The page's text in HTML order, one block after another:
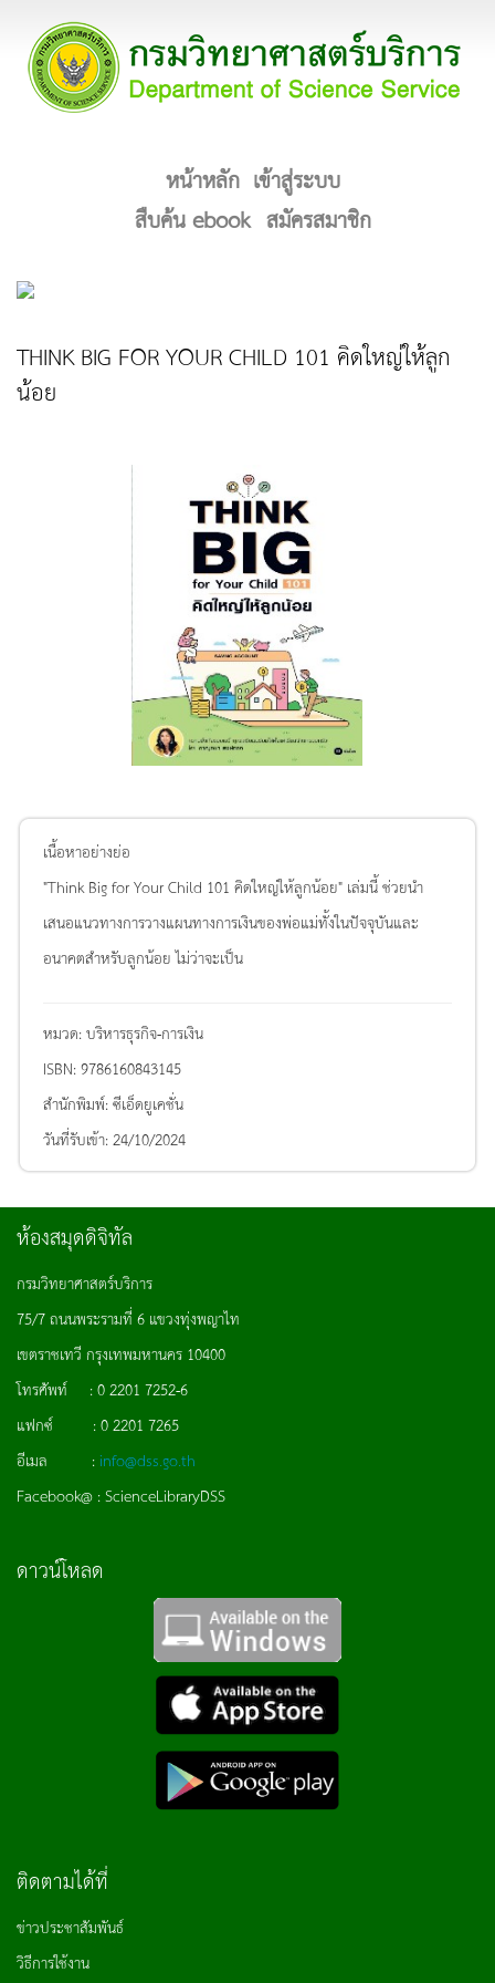
หน้าหลัก เข้าสู่ระบบ
สืบค้น ebook สมัครสมาชิก
THINK BIG FOR YOUR CHILD 101 คิดใหญ่ให้ลูก
น้อย
เนื้อหาอย่างย่อ
"Think Big for Your Child 101 คิดใหญ่ให้ลูกน้อย" เล่มนี้ ช่วยนำ
เสนอแนวทางการวางแผนทางการเงินของพ่อแม่ทั้งในปัจจุบันและ
อนาคตสำหรับลูกน้อย ไม่ว่าจะเป็น
หมวด:บริหารธุรกิจ-การเงิน
ISBN:9786160843145
สำนักพิมพ์:ซีเอ็ดยูเคชั่น
วันที่รับเข้า:24/10/2024
ห้องสมุดดิจิทัล
กรมวิทยาศาสตร์บริการ
75/7 ถนนพระรามที่ 6 แขวงทุ่งพญาไท
เขตราชเทวี กรุงเทพมหานคร 10400
โทรศัพท์ : 0 2201 7252-6
แฟกซ์ : 0 2201 7265
อีเมล : info@dss.go.th
Facebook@ : ScienceLibraryDSS
ดาวน์โหลด
ติดตามได้ที่
ข่าวประชาสัมพันธ์
วิธีการใช้งาน